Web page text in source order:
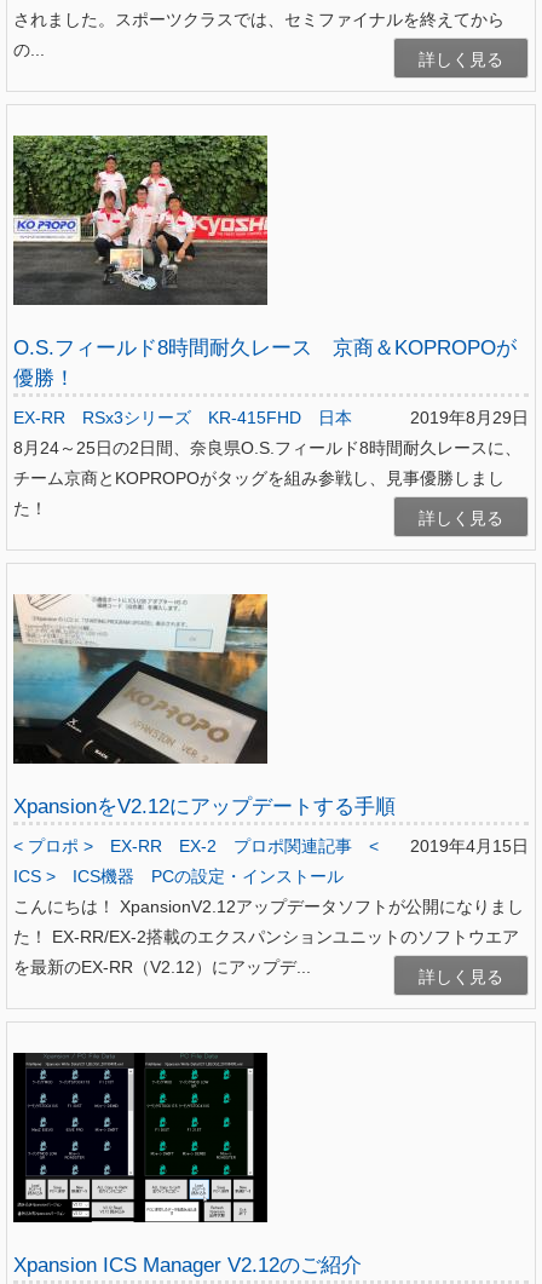
されました。スポーツクラスでは、セミファイナルを終えてから
の...
詳しく見る
O.S.フィールド8時間耐久レース 京商＆KOPROPOが
優勝！
2019年8月29日
EX-RR RSx3シリーズ KR-415FHD
日本
8月24～25日の2日間、奈良県O.S.フィールド8時間耐久レースに、
チーム京商とKOPROPOがタッグを組み参戦し、見事優勝しまし
た！
詳しく見る
XpansionをV2.12にアップデートする手順
2019年4月15日
< プロポ > EX-RR EX-2 プロポ関連記事
<
ICS >
ICS機器
PCの設定・インストール
こんにちは！ XpansionV2.12アップデータソフトが公開になりまし
た！ EX-RR/EX-2搭載のエクスパンションユニットのソフトウエア
を最新のEX-RR（V2.12）にアップデ...
詳しく見る
Xpansion ICS Manager V2.12のご紹介